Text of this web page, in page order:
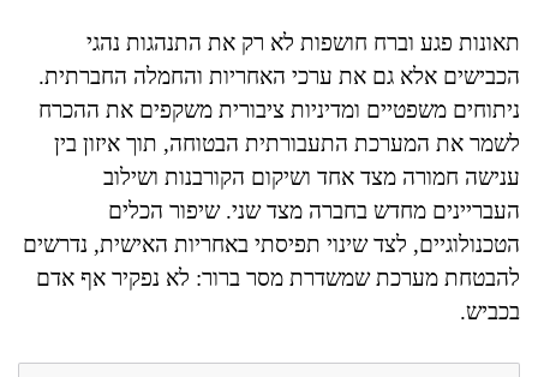
תאונות פגע וברח חושפות לא רק את התנהגות נהגי
הכבישים אלא גם את ערכי האחריות והחמלה החברתית.
ניתוחים משפטיים ומדיניות ציבורית משקפים את ההכרח
לשמר את המערכת התעבורתית הבטוחה, תוך איזון בין
ענישה חמורה מצד אחד ושיקום הקורבנות ושילוב
העבריינים מחדש בחברה מצד שני. שיפור הכלים
הטכנולוגיים, לצד שינוי תפיסתי באחריות האישית, נדרשים
להבטחת מערכת שמשדרת מסר ברור: לא נפקיר אף אדם
בכביש.